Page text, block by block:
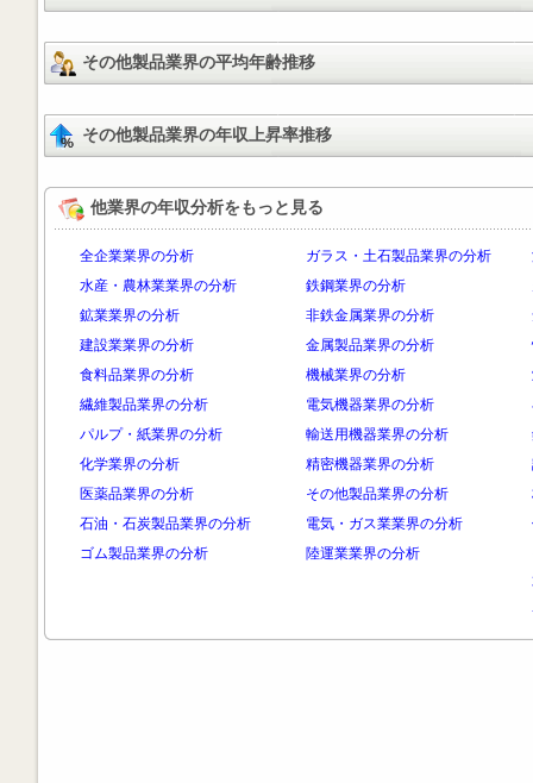
その他製品業界の平均年齢推移
その他製品業界の年収上昇率推移
他業界の年収分析をもっと見る
全企業業界の分析
水産・農林業業界の分析
鉱業業界の分析
建設業業界の分析
食料品業界の分析
繊維製品業界の分析
パルプ・紙業界の分析
化学業界の分析
医薬品業界の分析
石油・石炭製品業界の分析
ゴム製品業界の分析
ガラス・土石製品業界の分析
鉄鋼業界の分析
非鉄金属業界の分析
金属製品業界の分析
機械業界の分析
電気機器業界の分析
輸送用機器業界の分析
精密機器業界の分析
その他製品業界の分析
電気・ガス業業界の分析
陸運業業界の分析